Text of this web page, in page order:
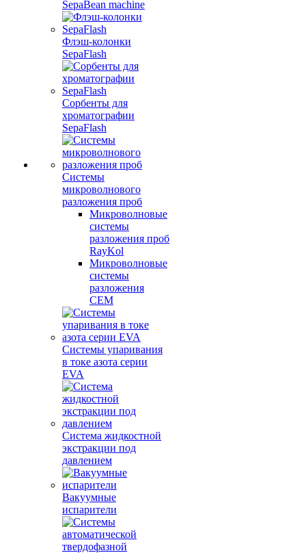
SepaBean machine
Флэш-колонки
SepaFlash
Сорбенты для
хроматографии
SepaFlash
Системы
микроволнового
разложения проб
Микроволновые
системы
разложения проб
RayKol
Микроволновые
системы
разложения
CEM
Системы упаривания
в токе азота серии
EVA
Система жидкостной
экстракции под
давлением
Вакуумные
испарители